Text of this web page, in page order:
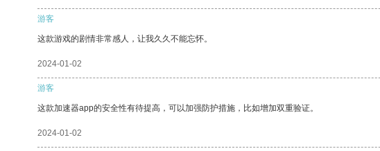
游客
这款游戏的剧情非常感人，让我久久不能忘怀。
2024-01-02
游客
这款加速器app的安全性有待提高，可以加强防护措施，比如增加双重验证。
2024-01-02